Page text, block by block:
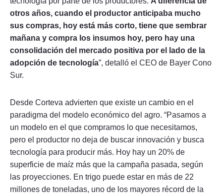
otros años, cuando el productor anticipaba mucho
sus compras, hoy está más corto, tiene que sembrar
mañana y compra los insumos hoy, pero hay una
consolidación del mercado positiva por el lado de la
adopción de tecnología”, detalló el CEO de Bayer Cono
Sur.
Desde Corteva advierten que existe un cambio en el
paradigma del modelo económico del agro. “Pasamos a
un modelo en el que compramos lo que necesitamos,
pero el productor no deja de buscar innovación y busca
tecnología para producir más. Hoy hay un 20% de
superficie de maíz más que la campaña pasada, según
las proyecciones. En trigo puede estar en más de 22
millones de toneladas, uno de los mayores récord de la